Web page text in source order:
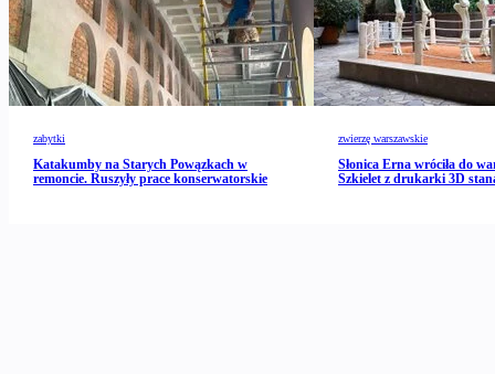
zabytki
Katakumby na Starych Powązkach w
remoncie. Ruszyły prace konserwatorskie
zwierzę warszawskie
Słonica Erna wróciła do
Szkielet z drukarki 3D